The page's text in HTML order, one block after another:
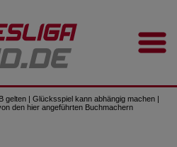
gelten | Glücksspiel kann abhängig machen |
den hier angeführten Buchmachern